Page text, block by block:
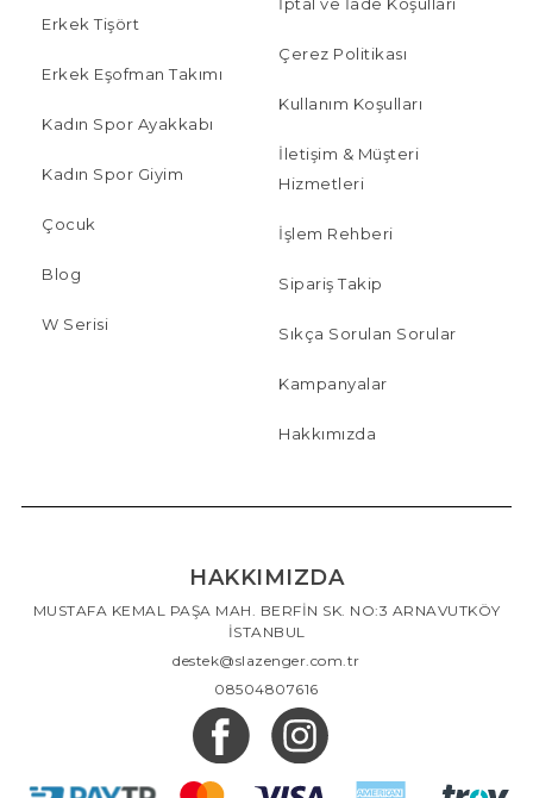
Erkek Tişört
Erkek Eşofman Takımı
Kadın Spor Ayakkabı
Kadın Spor Giyim
Çocuk
Blog
W Serisi
Çerez Politikası
Kullanım Koşulları
İletişim & Müşteri
Hizmetleri
İşlem Rehberi
Sipariş Takip
Sıkça Sorulan Sorular
Kampanyalar
Hakkımızda
HAKKIMIZDA
MUSTAFA KEMAL PAŞA MAH. BERFİN SK. NO:3 ARNAVUTKÖY
İSTANBUL
destek@slazenger.com.tr
08504807616